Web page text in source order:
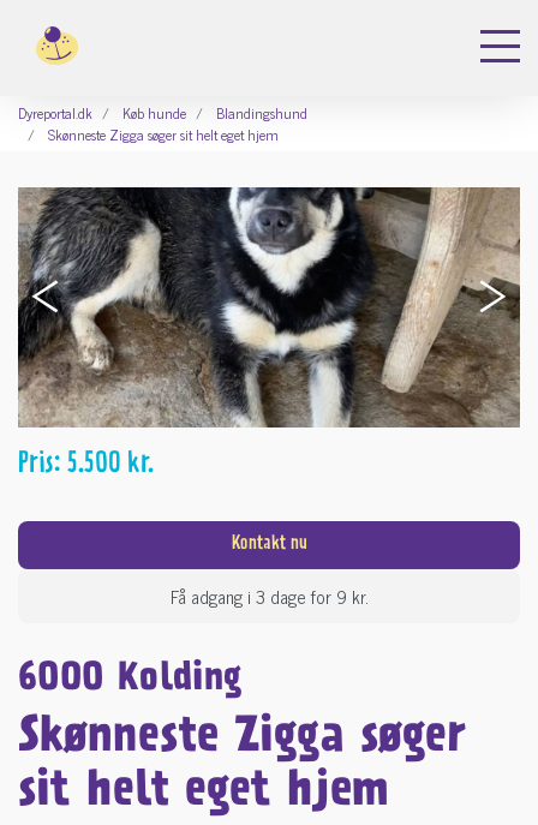
Dyreportal.dk Køb hunde
Blandingshund
Skønneste Zigga søger sit helt eget hjem
‹ ›
Pris: 5.500 kr.
Kontakt nu
Få adgang i 3 dage for 9 kr.
6000 Kolding
Skønneste Zigga søger
sit helt eget hjem